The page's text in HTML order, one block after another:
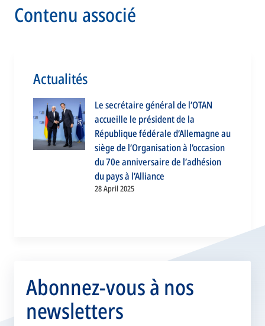
Contenu associé
Actualités
Le secrétaire général de l’OTAN
accueille le président de la
République fédérale d’Allemagne au
siège de l’Organisation à l’occasion
du 70e anniversaire de l’adhésion
du pays à l’Alliance
28 April 2025
Abonnez-vous à nos
newsletters